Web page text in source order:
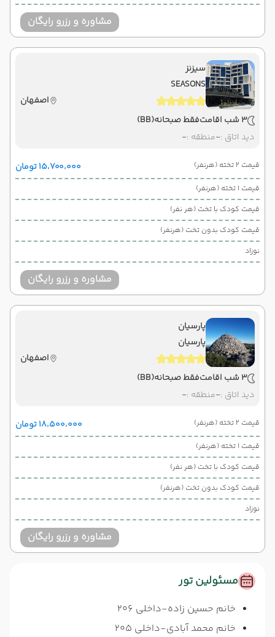
مشاوره و رزرو رایگان
سیزنز
SEASONS
اصفهان
3 شب اقامت
فقط صبحانه(BB)
دید اتاق :-منطقه :-
قیمت 2 تخته (هرنفر) ۱۵٬۷۰۰٬۰۰۰ تومان
قیمت 1 تخته (هرنفر)
قیمت کودک با تخت (هر نفر)
قیمت کودک بدون تخت (هرنفر)
نوزاد
مشاوره و رزرو رایگان
پارسیان
پارسیان
اصفهان
3 شب اقامت
فقط صبحانه(BB)
دید اتاق :-منطقه :-
قیمت 2 تخته (هرنفر) ۱۸٬۵۰۰٬۰۰۰ تومان
قیمت 1 تخته (هرنفر)
قیمت کودک با تخت (هر نفر)
قیمت کودک بدون تخت (هرنفر)
نوزاد
مشاوره و رزرو رایگان
مسئولین تور
خانم حسین زاده-داخلی 206
خانم محمد آبادی-داخلی 205